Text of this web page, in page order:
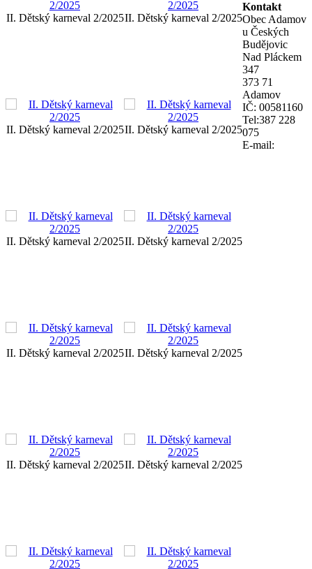
II. Dětský karneval 2/2025II. Dětský karneval 2/2025
II. Dětský karneval 2/2025II. Dětský karneval 2/2025
II. Dětský karneval 2/2025II. Dětský karneval 2/2025
II. Dětský karneval 2/2025II. Dětský karneval 2/2025
II. Dětský karneval 2/2025II. Dětský karneval 2/2025
Kontakt
Obec Adamov
u Českých
Budějovic
Nad Pláckem
347
373 71
Adamov
IČ: 00581160
Tel:387 228
075
E-mail: